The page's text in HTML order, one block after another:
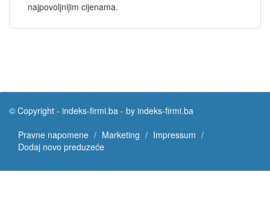
najpovoljnijim cijenama.
© Copyright - indeks-firmi.ba - by indeks-firmi.ba
Pravne napomene
Marketing
Impressum
Dodaj novo preduzeće